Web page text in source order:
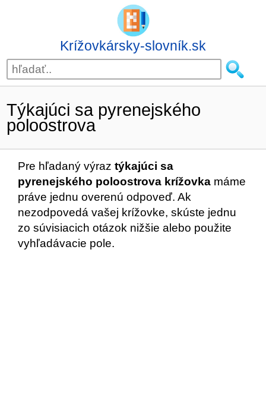
Krížovkársky-slovník.sk
Týkajúci sa pyrenejského
poloostrova
Pre hľadaný výraz týkajúci sa
pyrenejského poloostrova krížovka máme
práve jednu overenú odpoveď. Ak
nezodpovedá vašej krížovke, skúste jednu
zo súvisiacich otázok nižšie alebo použite
vyhľadávacie pole.